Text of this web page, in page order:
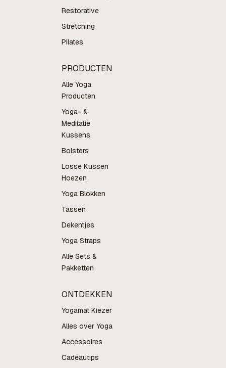
Restorative
Stretching
Pilates
PRODUCTEN
Alle Yoga
Producten
Yoga- &
Meditatie
Kussens
Bolsters
Losse Kussen
Hoezen
Yoga Blokken
Tassen
Dekentjes
Yoga Straps
Alle Sets &
Pakketten
ONTDEKKEN
Yogamat Kiezer
Alles over Yoga
Accessoires
Cadeautips